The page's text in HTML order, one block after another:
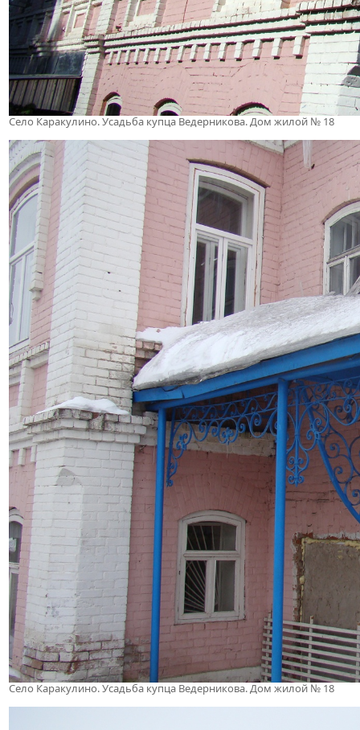
Село Каракулино. Усадьба купца Ведерникова. Дом жилой № 18
Село Каракулино. Усадьба купца Ведерникова. Дом жилой № 18